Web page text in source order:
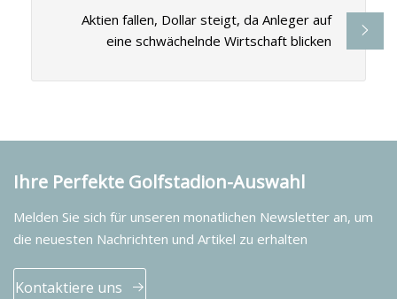
Aktien fallen, Dollar steigt, da Anleger auf
eine schwächelnde Wirtschaft blicken
Ihre Perfekte Golfstadion-Auswahl
Melden Sie sich für unseren monatlichen Newsletter an, um
die neuesten Nachrichten und Artikel zu erhalten
Kontaktiere uns